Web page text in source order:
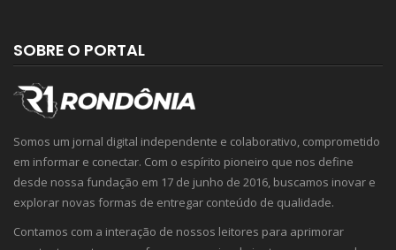
SOBRE O PORTAL
Somos um jornal digital independente e colaborativo, comprometido
em informar e conectar. Com o espírito pioneiro que nos define
desde nossa fundação em 17 de junho de 2016, buscamos inovar e
explorar novas formas de entregar conteúdo de qualidade.
Contamos com a interação de nossos leitores para aprimorar